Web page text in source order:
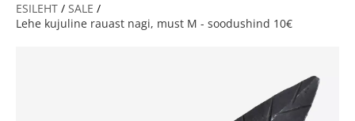
ESILEHT / SALE /
Lehe kujuline rauast nagi, must M - soodushind 10€